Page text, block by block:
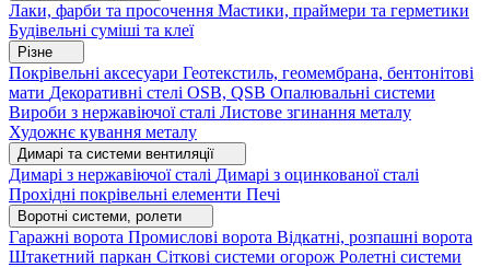
Лаки, фарби та просочення Мастики, праймери та герметики
Будівельні суміші та клеї
Різне
Покрівельні аксесуари Геотекстиль, геомембрана, бентонітові
мати Декоративні стелі OSB, QSB Опалювальні системи
Вироби з нержавіючої сталі Листове згинання металу
Художнє кування металу
Димарі та системи вентиляції
Димарі з нержавіючої сталі Димарі з оцинкованої сталі
Прохідні покрівельні елементи Печі
Воротні системи, ролети
Гаражні ворота Промислові ворота Відкатні, розпашні ворота
Штакетний паркан Сіткові системи огорож Ролетні системи